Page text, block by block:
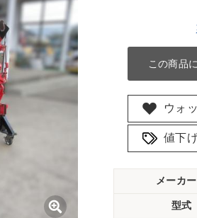
この商品
ウォ
値下
メーカ
型式